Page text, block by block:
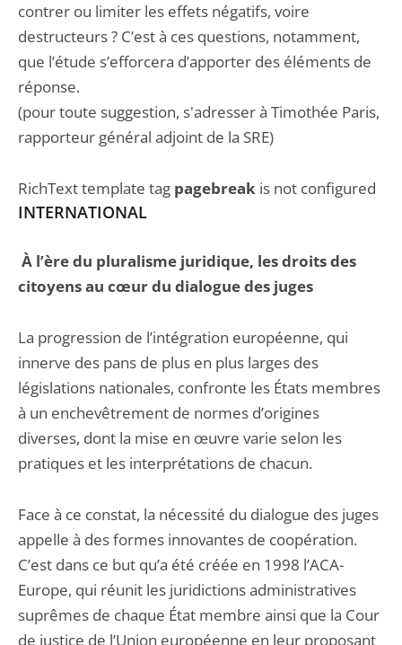
contrer ou limiter les effets négatifs, voire
destructeurs ? C’est à ces questions, notamment,
que l’étude s’efforcera d’apporter des éléments de
réponse.
(pour toute suggestion, s'adresser à Timothée Paris,
rapporteur général adjoint de la SRE)
RichText template tag pagebreak is not configured
INTERNATIONAL
À l’ère du pluralisme juridique, les droits des
citoyens au cœur du dialogue des juges
La progression de l’intégration européenne, qui
innerve des pans de plus en plus larges des
législations nationales, confronte les États membres
à un enchevêtrement de normes d’origines
diverses, dont la mise en œuvre varie selon les
pratiques et les interprétations de chacun.
Face à ce constat, la nécessité du dialogue des juges
appelle à des formes innovantes de coopération.
C’est dans ce but qu’a été créée en 1998 l’ACA-
Europe, qui réunit les juridictions administratives
suprêmes de chaque État membre ainsi que la Cour
de justice de l’Union européenne en leur proposant